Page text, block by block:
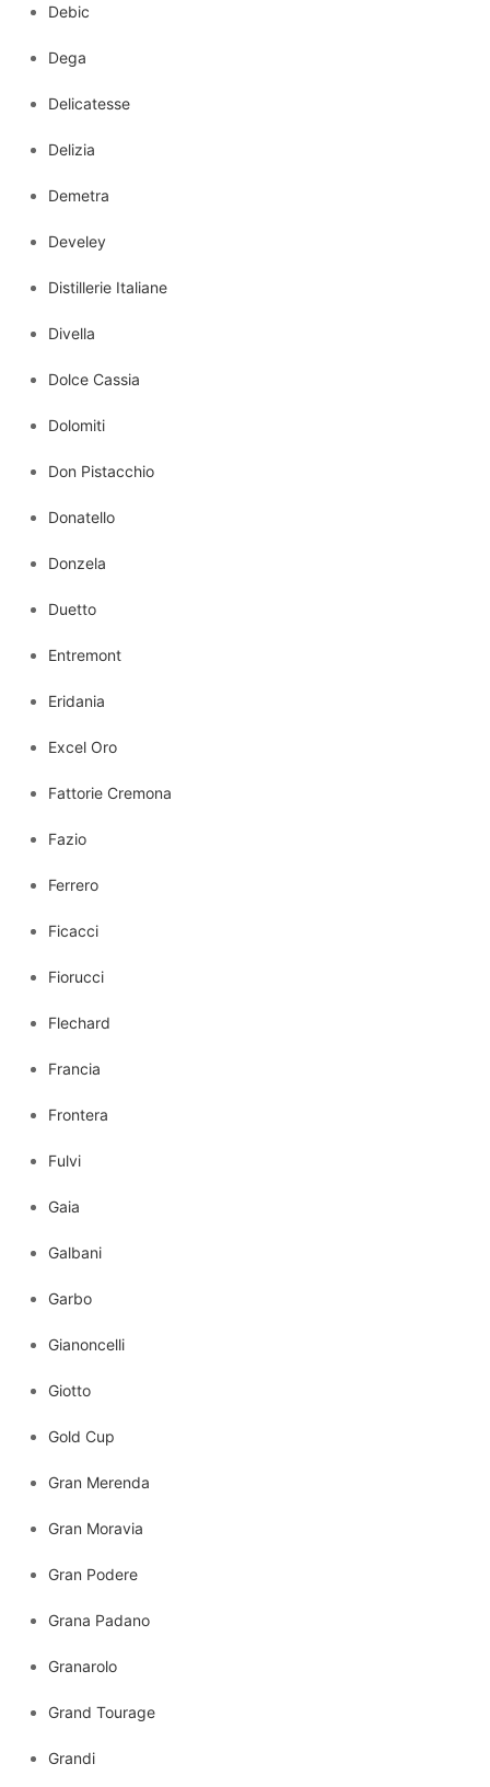
Debic
Dega
Delicatesse
Delizia
Demetra
Develey
Distillerie Italiane
Divella
Dolce Cassia
Dolomiti
Don Pistacchio
Donatello
Donzela
Duetto
Entremont
Eridania
Excel Oro
Fattorie Cremona
Fazio
Ferrero
Ficacci
Fiorucci
Flechard
Francia
Frontera
Fulvi
Gaia
Galbani
Garbo
Gianoncelli
Giotto
Gold Cup
Gran Merenda
Gran Moravia
Gran Podere
Grana Padano
Granarolo
Grand Tourage
Grandi